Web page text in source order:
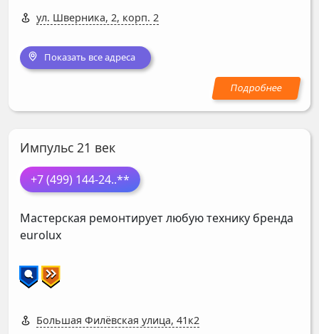
ул. Шверника, 2, корп. 2
Показать все адреса
Импульс 21 век
+7 (499) 144-24..**
Мастерская ремонтирует любую технику бренда
eurolux
Большая Филёвская улица, 41к2